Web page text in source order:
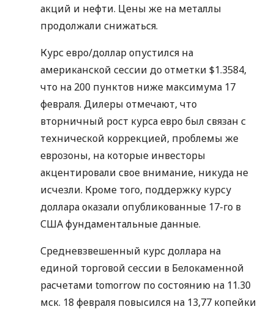
акций и нефти. Цены же на металлы
продолжали снижаться.
Курс евро/доллар опустился на
американской сессии до отметки $1.3584,
что на 200 пунктов ниже максимума 17
февраля. Дилеры отмечают, что
вторничный рост курса евро был связан с
технической коррекцией, проблемы же
еврозоны, на которые инвесторы
акцентировали свое внимание, никуда не
исчезли. Кроме того, поддержку курсу
доллара оказали опубликованные 17-го в
США фундаментальные данные.
Средневзвешенный курс доллара на
единой торговой сессии в Белокаменной
расчетами tomorrow по состоянию на 11.30
мск. 18 февраля повысился на 13,77 копейки